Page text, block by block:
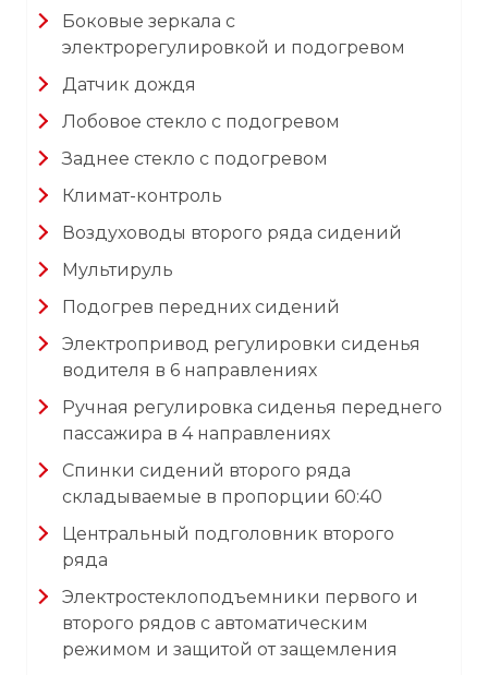
Боковые зеркала с
электрорегулировкой и подогревом
Датчик дождя
Лобовое стекло с подогревом
Заднее стекло с подогревом
Климат-контроль
Воздуховоды второго ряда сидений
Мультируль
Подогрев передних сидений
Электропривод регулировки сиденья
водителя в 6 направлениях
Ручная регулировка сиденья переднего
пассажира в 4 направлениях
Спинки сидений второго ряда
складываемые в пропорции 60:40
Центральный подголовник второго
ряда
Электростеклоподъемники первого и
второго рядов с автоматическим
режимом и защитой от защемления